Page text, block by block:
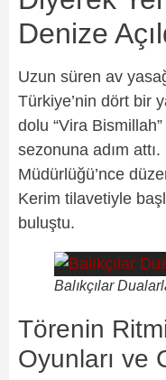
Denize
Uzun süren av
Türkiye’nin dört bir
dolu “Vira
sezonuna adım
Müdürlüğü’nce
Kerim tilavetiyle
buluştu.
Balıkçılar
Törenin
Oyunları ve